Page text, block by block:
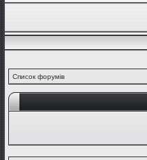
Список форумів